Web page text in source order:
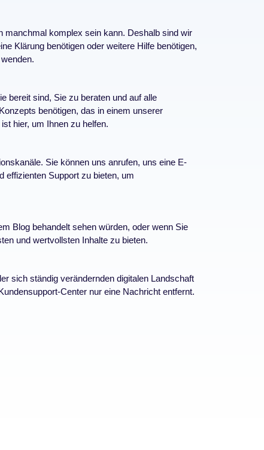
manchmal komplex sein kann. Deshalb sind wir
Klärung benötigen oder weitere Hilfe benötigen,
bereit sind, Sie zu beraten und auf alle
benötigen, das in einem unserer
hier, um Ihnen zu helfen.
Sie können uns anrufen, uns eine E-
effizienten Support zu bieten, um
Blog behandelt sehen würden, oder wenn Sie
und wertvollsten Inhalte zu bieten.
sich ständig verändernden digitalen Landschaft
Center nur eine Nachricht entfernt.